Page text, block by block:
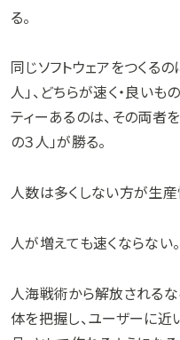
る。
同じソフトウェアをつくるの
人」、どちらが速く・良いも
ティーあるのは、その両者
の３人」が勝る。
人数は多くしない方が生産
人が増えても速くならない
人海戦術から解放される
体を把握し、ユーザーに近